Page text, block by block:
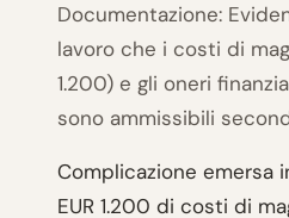
Documentazione:
lavoro che i costi di
1.200) e gli oneri
sono ammissibili
Complicazione emersa
EUR 1.200 di costi di